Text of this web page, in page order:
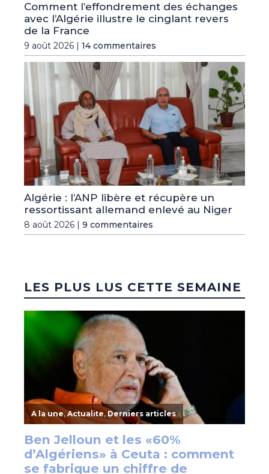
Comment l’effondrement des échanges
avec l’Algérie illustre le cinglant revers
de la France
9 août 2026 | 14 commentaires
Algérie : l’ANP libère et récupère un
ressortissant allemand enlevé au Niger
8 août 2026 | 9 commentaires
LES PLUS LUS CETTE SEMAINE